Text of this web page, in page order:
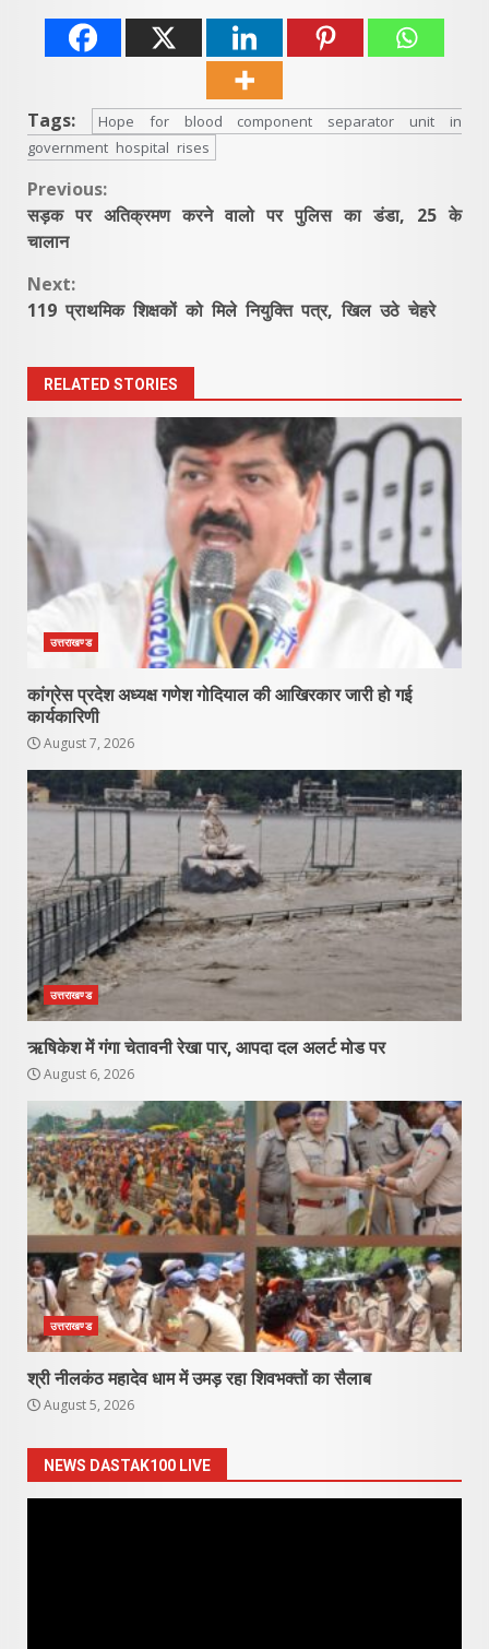
Tags:
Hope for blood component separator unit in
government hospital rises
Continue
Reading
Previous:
सड़क पर अतिक्रमण करने वालो पर पुलिस का डंडा, 25 के
चालान
Next:
119 प्राथमिक शिक्षकों को मिले नियुक्ति पत्र, खिल उठे चेहरे
RELATED STORIES
उत्तराखण्ड
कांग्रेस प्रदेश अध्यक्ष गणेश गोदियाल की आखिरकार जारी हो गई
कार्यकारिणी
August 7, 2026
उत्तराखण्ड
ऋषिकेश में गंगा चेतावनी रेखा पार, आपदा दल अलर्ट मोड पर
August 6, 2026
उत्तराखण्ड
श्री नीलकंठ महादेव धाम में उमड़ रहा शिवभक्तों का सैलाब
August 5, 2026
NEWS DASTAK100 LIVE